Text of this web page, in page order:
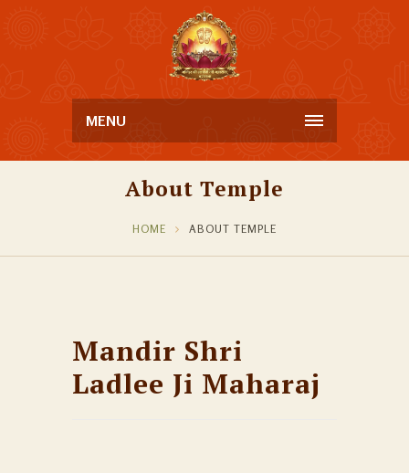
MENU
About Temple
HOME ABOUT TEMPLE
Mandir Shri
Ladlee Ji Maharaj